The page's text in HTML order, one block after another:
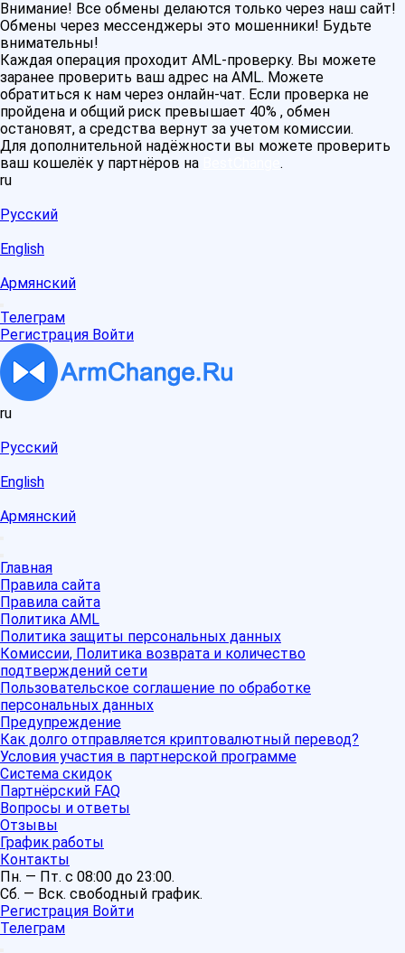
Внимание! Все обмены делаются только через наш сайт!
Обмены через мессенджеры это мошенники! Будьте
внимательны!
Каждая операция проходит AML-проверку. Вы можете
заранее проверить ваш адрес на AML. Можете
обратиться к нам через онлайн-чат. Если проверка не
пройдена и общий риск превышает 40% , обмен
остановят, а средства вернут за учетом комиссии.
Для дополнительной надёжности вы можете проверить
ваш кошелёк у партнёров на
.
ru
Русский
English
Армянский
Телеграм
Регистрация Войти
ru
Русский
English
Армянский
Главная
Правила сайта
Правила сайта
Политика AML
Политика защиты персональных данных
Комиссии, Политика возврата и количество
подтверждений сети
Пользовательское соглашение по обработке
персональных данных
Предупреждение
Как долго отправляется криптовалютный перевод?
Условия участия в партнерской программе
Система скидок
Партнёрский FAQ
Вопросы и ответы
Отзывы
График работы
Контакты
Пн. — Пт. с 08:00 до 23:00.
Сб. — Вск. свободный график.
Регистрация Войти
Телеграм